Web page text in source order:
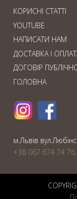
КОРИСНІ СТАТТІ
YOUTUBE
НАПИСАТИ НАМ
ДОСТАВКА І
ДОГОВІР
ГОЛОВНА
м.Львiв
+38 067 674 74 76